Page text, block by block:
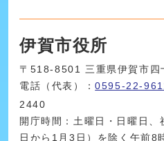
伊賀市役所
〒518-8501 三重県伊賀市四
電話（代表）：0595-22-
2440
開庁時間：土曜日・日曜日
日から1月3日）を除く午前8